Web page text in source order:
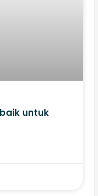
untuk